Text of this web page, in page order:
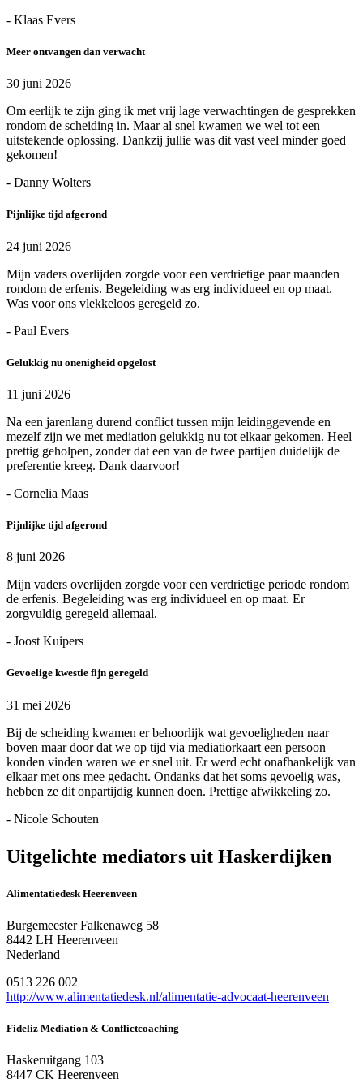
- Klaas Evers
Meer ontvangen dan verwacht
30 juni 2026
Om eerlijk te zijn ging ik met vrij lage verwachtingen de gesprekken
rondom de scheiding in. Maar al snel kwamen we wel tot een
uitstekende oplossing. Dankzij jullie was dit vast veel minder goed
gekomen!
- Danny Wolters
Pijnlijke tijd afgerond
24 juni 2026
Mijn vaders overlijden zorgde voor een verdrietige paar maanden
rondom de erfenis. Begeleiding was erg individueel en op maat.
Was voor ons vlekkeloos geregeld zo.
- Paul Evers
Gelukkig nu onenigheid opgelost
11 juni 2026
Na een jarenlang durend conflict tussen mijn leidinggevende en
mezelf zijn we met mediation gelukkig nu tot elkaar gekomen. Heel
prettig geholpen, zonder dat een van de twee partijen duidelijk de
preferentie kreeg. Dank daarvoor!
- Cornelia Maas
Pijnlijke tijd afgerond
8 juni 2026
Mijn vaders overlijden zorgde voor een verdrietige periode rondom
de erfenis. Begeleiding was erg individueel en op maat. Er
zorgvuldig geregeld allemaal.
- Joost Kuipers
Gevoelige kwestie fijn geregeld
31 mei 2026
Bij de scheiding kwamen er behoorlijk wat gevoeligheden naar
boven maar door dat we op tijd via mediatiorkaart een persoon
konden vinden waren we er snel uit. Er werd echt onafhankelijk van
elkaar met ons mee gedacht. Ondanks dat het soms gevoelig was,
hebben ze dit onpartijdig kunnen doen. Prettige afwikkeling zo.
- Nicole Schouten
Uitgelichte mediators uit Haskerdijken
Alimentatiedesk Heerenveen
Burgemeester Falkenaweg 58
8442 LH Heerenveen
Nederland
0513 226 002
http://www.alimentatiedesk.nl/alimentatie-advocaat-heerenveen
Fideliz Mediation & Conflictcoaching
Haskeruitgang 103
8447 CK Heerenveen